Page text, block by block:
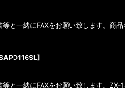
等と一緒にFAXをお願い致します。
]
と一緒にFAXをお願い致します。